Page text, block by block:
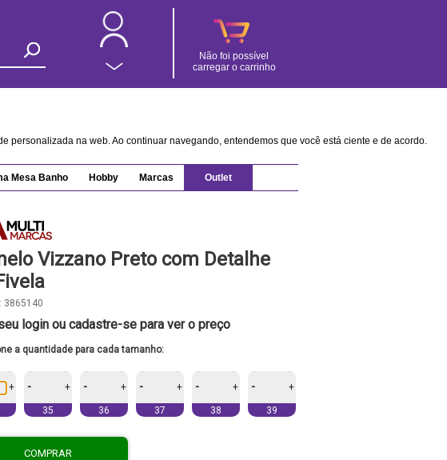
Não foi possível
carregar o carrinho
na web. Ao continuar navegando, entendemos que você está ciente e de acordo.
Mesa Banho Hobby Marcas Outlet
Vizzano Preto com Detalhe
3865140
login ou cadastre-se para ver o preço
a quantidade para cada tamanho:
+ - +
35
- +
36
- +
37
- +
38
- +
39
COMPRAR